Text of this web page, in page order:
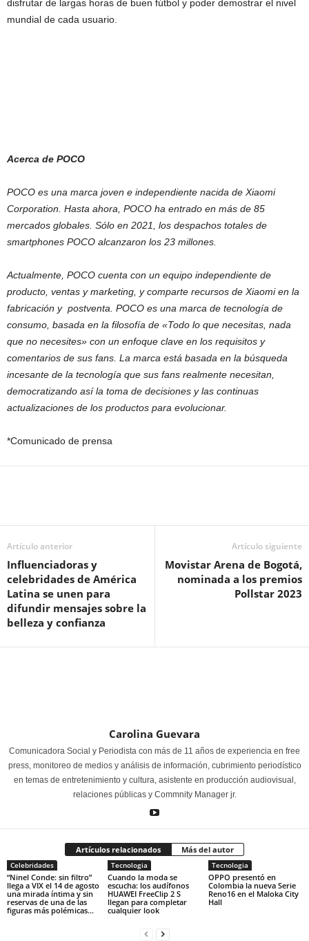
disfrutar de largas horas de buen fútbol y poder demostrar el nivel
mundial de cada usuario.
Acerca de POCO
POCO es una marca joven e independiente nacida de Xiaomi
Corporation. Hasta ahora, POCO ha entrado en más de 85
mercados globales. Sólo en 2021, los despachos totales de
smartphones POCO alcanzaron los 23 millones.
Actualmente, POCO cuenta con un equipo independiente de
producto, ventas y marketing, y comparte recursos de Xiaomi en la
fabricación y postventa. POCO es una marca de tecnología de
consumo, basada en la filosofía de «Todo lo que necesitas, nada
que no necesites» con un enfoque clave en los requisitos y
comentarios de sus fans. La marca está basada en la búsqueda
incesante de la tecnología que sus fans realmente necesitan,
democratizando así la toma de decisiones y las continuas
actualizaciones de los productos para evolucionar.
*Comunicado de prensa
Artículo anterior
Influenciadoras y
celebridades de América
Latina se unen para
difundir mensajes sobre la
belleza y confianza
Artículo siguiente
Movistar Arena de Bogotá,
nominada a los premios
Pollstar 2023
Carolina Guevara
Comunicadora Social y Periodista con más de 11 años de experiencia en free
press, monitoreo de medios y análisis de información, cubrimiento periodístico
en temas de entretenimiento y cultura, asistente en producción audiovisual,
relaciones públicas y Commnity Manager jr.
Artículos relacionados Más del autor
Celebridades
“Ninel Conde: sin filtro”
llega a VIX el 14 de agosto
una mirada íntima y sin
reservas de una de las
figuras más polémicas...
Tecnologia
Cuando la moda se
escucha: los audífonos
HUAWEI FreeClip 2 S
llegan para completar
cualquier look
Tecnologia
OPPO presentó en
Colombia la nueva Serie
Reno16 en el Maloka City
Hall